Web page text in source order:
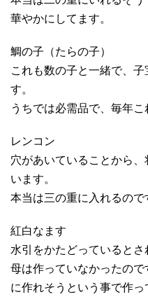
華やかにしてます。
鯛の子（たらの子）
これも数の子と一緒で、
す。
うちでは必需品で、毎年こ
レンコン
穴があいていることから
います。
本当は三の重に入れるので
紅白なます
水引をかたどっているとさ
母は作っていなかったの
に作れそうという事で作っ